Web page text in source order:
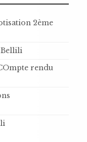
2ème
Bellili
rendu